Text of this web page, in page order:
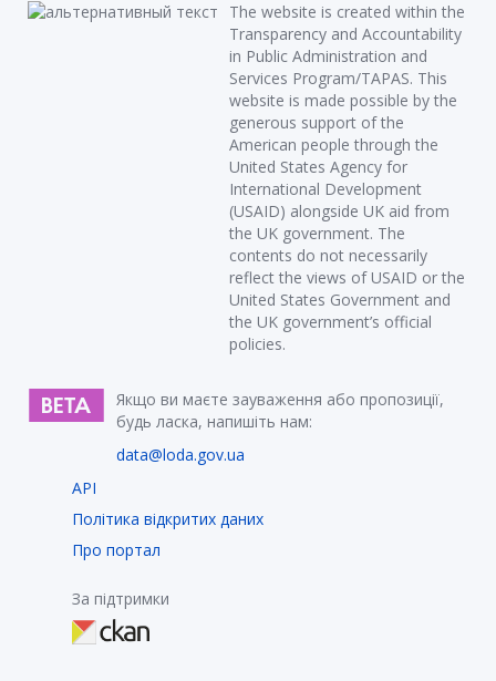
The website is created within the
Transparency and Accountability
in Public Administration and
Services Program/TAPAS. This
website is made possible by the
generous support of the
American people through the
United States Agency for
International Development
(USAID) alongside UK aid from
the UK government. The
contents do not necessarily
reflect the views of USAID or the
United States Government and
the UK government’s official
policies.
Якщо ви маєте зауваження або пропозиції,
будь ласка, напишіть нам:
data@loda.gov.ua
API
Політика відкритих даних
Про портал
За підтримки